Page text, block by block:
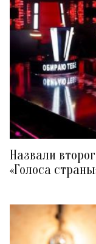
Назвали
«Голоса